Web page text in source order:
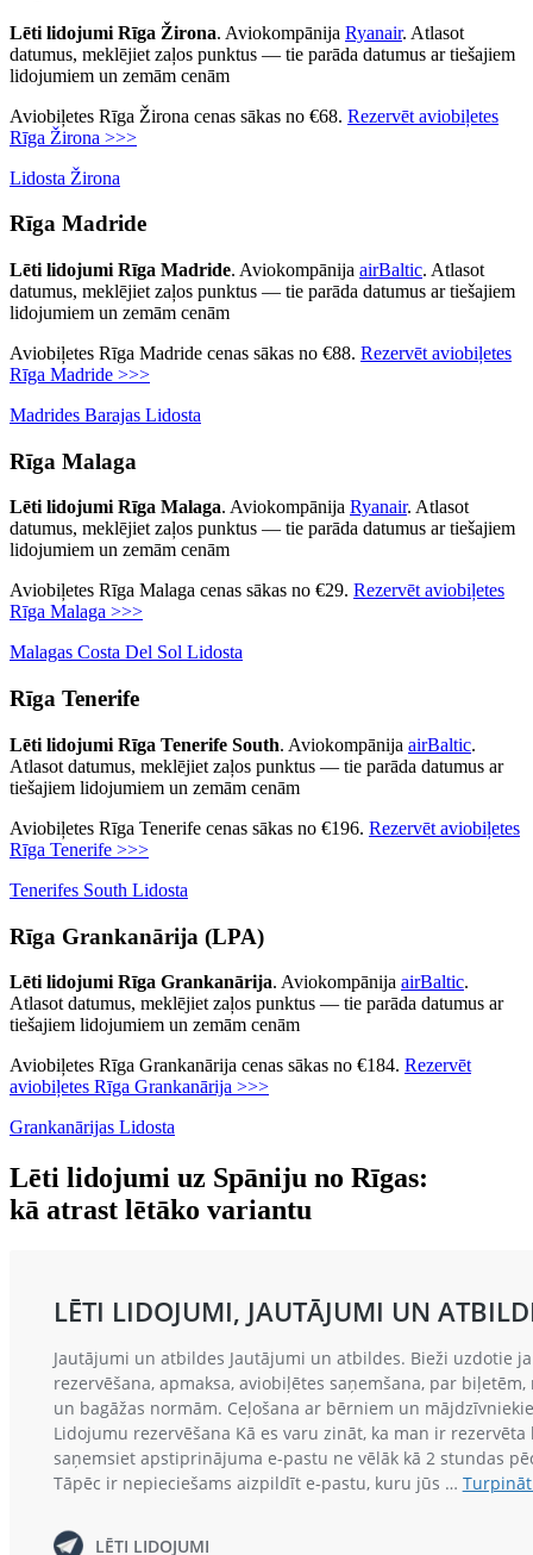
Lēti lidojumi Rīga Žirona. Aviokompānija Ryanair. Atlasot
datumus, meklējiet zaļos punktus — tie parāda datumus ar tiešajiem
lidojumiem un zemām cenām
Aviobiļetes Rīga Žirona cenas sākas no €68. Rezervēt aviobiļetes
Rīga Žirona >>>
Lidosta Žirona
Rīga Madride
Lēti lidojumi Rīga Madride. Aviokompānija airBaltic. Atlasot
datumus, meklējiet zaļos punktus — tie parāda datumus ar tiešajiem
lidojumiem un zemām cenām
Aviobiļetes Rīga Madride cenas sākas no €88. Rezervēt aviobiļetes
Rīga Madride >>>
Madrides Barajas Lidosta
Rīga Malaga
Lēti lidojumi Rīga Malaga. Aviokompānija Ryanair. Atlasot
datumus, meklējiet zaļos punktus — tie parāda datumus ar tiešajiem
lidojumiem un zemām cenām
Aviobiļetes Rīga Malaga cenas sākas no €29. Rezervēt aviobiļetes
Rīga Malaga >>>
Malagas Costa Del Sol Lidosta
Rīga Tenerife
Lēti lidojumi Rīga Tenerife South. Aviokompānija airBaltic.
Atlasot datumus, meklējiet zaļos punktus — tie parāda datumus ar
tiešajiem lidojumiem un zemām cenām
Aviobiļetes Rīga Tenerife cenas sākas no €196. Rezervēt aviobiļetes
Rīga Tenerife >>>
Tenerifes South Lidosta
Rīga Grankanārija (LPA)
Lēti lidojumi Rīga Grankanārija. Aviokompānija airBaltic.
Atlasot datumus, meklējiet zaļos punktus — tie parāda datumus ar
tiešajiem lidojumiem un zemām cenām
Aviobiļetes Rīga Grankanārija cenas sākas no €184. Rezervēt
aviobiļetes Rīga Grankanārija >>>
Grankanārijas Lidosta
Lēti lidojumi uz Spāniju no Rīgas:
kā atrast lētāko variantu